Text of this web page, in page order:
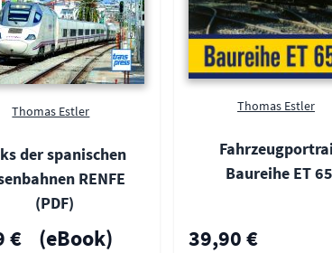
Thomas Estler
der spanischen
RENFE
(PDF)
€ (eBook)
Thomas Estler
Baureihe ET 65
39,90 €